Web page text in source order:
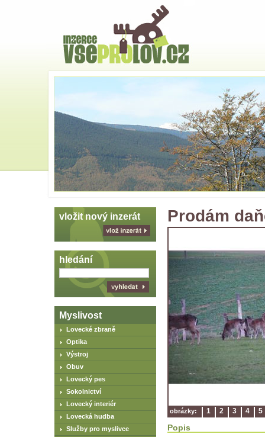
Prodám
obrázky: 1 2 3 4 5
Popis
vložit nový inzerát
vlož
hledání
Myslivost
Lovecké zbraně
Optika
Výstroj
Obuv
Lovecký pes
Sokolnictví
Lovecký interiér
Lovecká hudba
Služby pro myslivce
strana
Skoč